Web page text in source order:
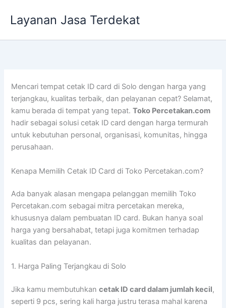
Layanan Jasa Terdekat
Mencari tempat cetak ID card di Solo dengan harga yang
terjangkau, kualitas terbaik, dan pelayanan cepat? Selamat,
kamu berada di tempat yang tepat.Toko Percetakan.com
hadir sebagai solusi cetak ID card dengan harga termurah
untuk kebutuhan personal, organisasi, komunitas, hingga
perusahaan.
Kenapa Memilih Cetak ID Card di Toko Percetakan.com?
Ada banyak alasan mengapa pelanggan memilih Toko
Percetakan.com sebagai mitra percetakan mereka,
khususnya dalam pembuatan ID card. Bukan hanya soal
harga yang bersahabat, tetapi juga komitmen terhadap
kualitas dan pelayanan.
1. Harga Paling Terjangkau di Solo
Jika kamu membutuhkancetak ID card dalam jumlah kecil,
seperti 9 pcs, sering kali harga justru terasa mahal karena